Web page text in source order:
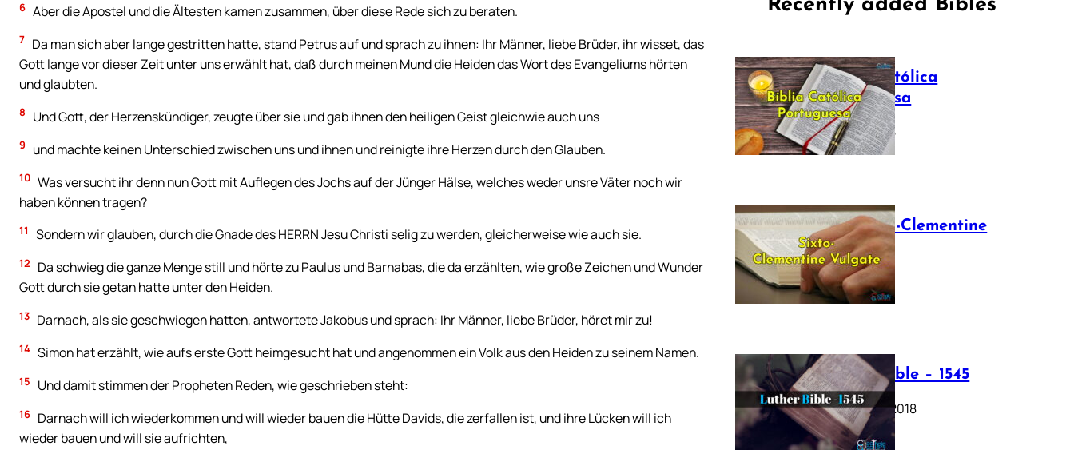
6 Aber die Apostel und die Ältesten kamen zusammen, über diese Rede sich zu beraten.
7 Da man sich aber lange gestritten hatte, stand Petrus auf und sprach zu ihnen: Ihr Männer, liebe Brüder, ihr wisset, das
Gott lange vor dieser Zeit unter uns erwählt hat, daß durch meinen Mund die Heiden das Wort des Evangeliums hörten
und glaubten.
8 Und Gott, der Herzenskündiger, zeugte über sie und gab ihnen den heiligen Geist gleichwie auch uns
9 und machte keinen Unterschied zwischen uns und ihnen und reinigte ihre Herzen durch den Glauben.
10 Was versucht ihr denn nun Gott mit Auflegen des Jochs auf der Jünger Hälse, welches weder unsre Väter noch wir
haben können tragen?
11 Sondern wir glauben, durch die Gnade des HERRN Jesu Christi selig zu werden, gleicherweise wie auch sie.
12
Da schwieg die ganze Menge still und hörte zu Paulus und Barnabas, die da erzählten, wie große Zeichen und Wunder
Gott durch sie getan hatte unter den Heiden.
13 Darnach, als sie geschwiegen hatten, antwortete Jakobus und sprach: Ihr Männer, liebe Brüder, höret mir zu!
14 Simon hat erzählt, wie aufs erste Gott heimgesucht hat und angenommen ein Volk aus den Heiden zu seinem Namen.
15 Und damit stimmen der Propheten Reden, wie geschrieben steht:
16 Darnach will ich wiederkommen und will wieder bauen die Hütte Davids, die zerfallen ist, und ihre Lücken will ich
wieder bauen und will sie aufrichten,
Recently added Bibles
Bíblia Católica
Portuguesa
July 16, 2025
The Sixto-Clementine
Vulgate
July 12, 2025
Luther Bible – 1545
October 17, 2018